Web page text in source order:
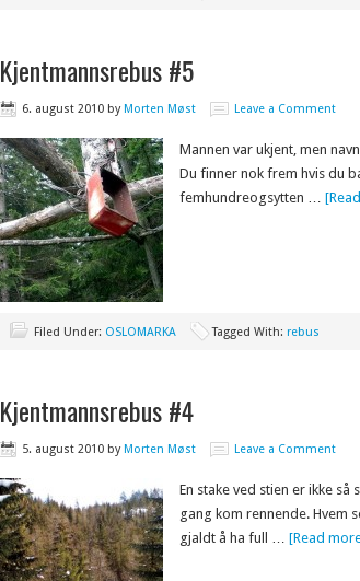
Kjentmannsrebus #5
6. august 2010 byMorten Møst Leave a Comment
Mannen var ukjent, men
Du finner nok frem hvis du
femhundreogsytten …
Filed Under: OSLOMARKA Tagged With: rebus
Kjentmannsrebus #4
5. august 2010 byMorten Møst Leave a Comment
En stake ved stien er ikke
gang kom rennende. Hvem
gjaldt å ha full … [Read